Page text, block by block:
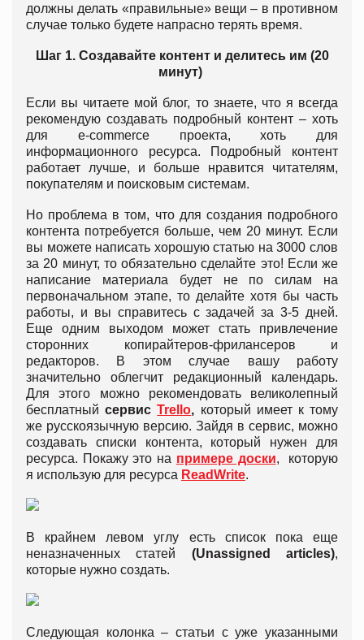
должны делать «правильные» вещи – в противном
случае только будете напрасно терять время.
Шаг 1. Создавайте контент и делитесь им (20
минут)
Если вы читаете мой блог, то знаете, что я всегда
рекомендую создавать подробный контент – хоть
для e-commerce проекта, хоть для
информационного ресурса. Подробный контент
работает лучше, и больше нравится читателям,
покупателям и поисковым системам.
Но проблема в том, что для создания подробного
контента потребуется больше, чем 20 минут. Если
вы можете написать хорошую статью на 3000 слов
за 20 минут, то обязательно сделайте это! Если же
написание материала будет не по силам на
первоначальном этапе, то делайте хотя бы часть
работы, и вы справитесь с задачей за 3-5 дней.
Еще одним выходом может стать привлечение
сторонних копирайтеров-фрилансеров и
редакторов. В этом случае вашу работу
значительно облегчит редакционный календарь.
Для этого можно рекомендовать великолепный
бесплатныйсервисTrello, который имеет к тому
же русскоязычную версию. Зайдя в сервис, можно
создавать списки контента, который нужен для
ресурса. Покажу это на примере доски, которую
я использую для ресурса ReadWrite.
В крайнем левом углу есть список пока еще
неназначенных статей (Unassigned articles),
которые нужно создать.
Следующая колонка – статьи с уже указанными